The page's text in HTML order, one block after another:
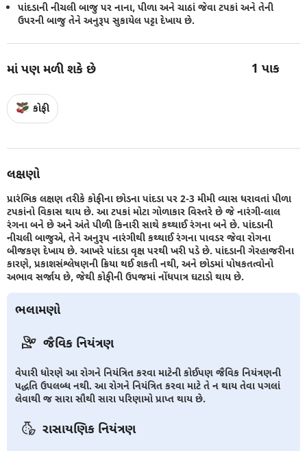
પાંદડાની નીચલી બાજુ પર નાના, પીળા અને ચાઠાં જેવા ટપકાં અને તેની
ઉપરની બાજુ તેને અનુરૂપ સુકાયેલ પટ્ટા દેખાય છે.
માં પણ મળી શકે છે 1 પાક
કોફી
લક્ષણો
પ્રારંભિક લક્ષણ તરીકે કોફીના છોડના પાંદડા પર 2-3 મીમી વ્યાસ ધરાવતાં પીળા
ટપકાંનો વિકાસ થાય છે. આ ટપકાં મોટા ગોળાકાર વિસ્તરે છે જે નારંગી-લાલ
રંગના બને છે અને અંતે પીળી કિનારી સાથે કથ્થાઈ રંગના બને છે. પાંદડાની
નીચલી બાજુએ, તેને અનુરૂપ નારંગીથી કથ્થાઈ રંગના પાવડર જેવા રોગના
બીજકણ દેખાય છે. આખરે પાંદડા વૃક્ષ પરથી ખરી પડે છે. પાંદડાની ગેરહાજરીના
કારણે, પ્રકાશસંશ્લેષણની ક્રિયા થઈ શકતી નથી, અને છોડમાં પોષકતત્વોનો
અભાવ સર્જાય છે, જેથી કોફીની ઉપજમાં નોંધપાત્ર ઘટાડો થાય છે.
ભલામણો
જૈવિક નિયંત્રણ
વેપારી ધોરણે આ રોગને નિયંત્રિત કરવા માટેની કોઈપણ જૈવિક નિયંત્રણની
પદ્ધતિ ઉપલબ્ધ નથી. આ રોગને નિયંત્રિત કરવા માટે તે ન થાય તેવા પગલાં
લેવાથી જ સારા સૌથી સારા પરિણામો પ્રાપ્ત થાય છે.
રાસાયણિક નિયંત્રણ